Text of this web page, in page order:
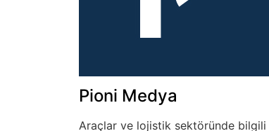
Pioni Medya
Araçlar ve lojistik sektöründe